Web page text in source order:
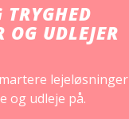
OG UDLEJER
lejeløsninger
og udleje på.